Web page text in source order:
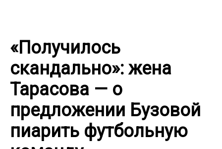
«Получилось
скандально»: жена
Тарасова — о
предложении Бузовой
пиарить футбольную